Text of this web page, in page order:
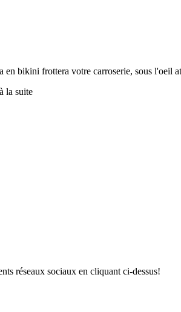
bikini frottera votre carroserie, sous l'oeil
la suite
réseaux sociaux en cliquant ci-dessus!